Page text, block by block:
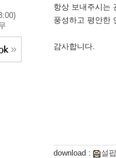
항상 보내주시는
풍성하고 평안한
감사합니다.
download :
설